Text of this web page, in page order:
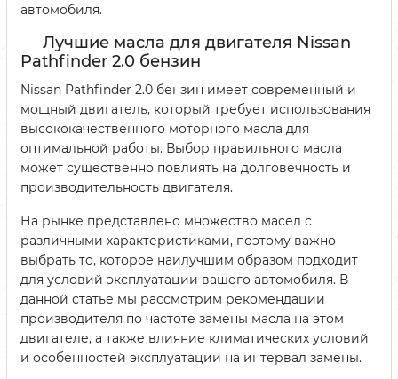
автомобиля.
Лучшие масла для двигателя Nissan
Pathfinder 2.0 бензин
Nissan Pathfinder 2.0 бензин имеет современный и
мощный двигатель, который требует использования
высококачественного моторного масла для
оптимальной работы. Выбор правильного масла
может существенно повлиять на долговечность и
производительность двигателя.
На рынке представлено множество масел с
различными характеристиками, поэтому важно
выбрать то, которое наилучшим образом подходит
для условий эксплуатации вашего автомобиля. В
данной статье мы рассмотрим рекомендации
производителя по частоте замены масла на этом
двигателе, а также влияние климатических условий
и особенностей эксплуатации на интервал замены.